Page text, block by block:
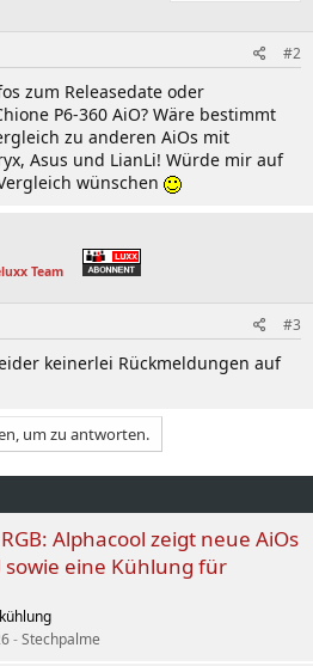
#2
zum Releasedate oder
P6-360 AiO? Wäre bestimmt
zu anderen AiOs mit
Asus und LianLi! Würde mir auf
wünschen
Team
#3
keinerlei Rückmeldungen auf
um zu antworten.
Alphacool zeigt neue AiOs
sowie eine Kühlung für
Stechpalme